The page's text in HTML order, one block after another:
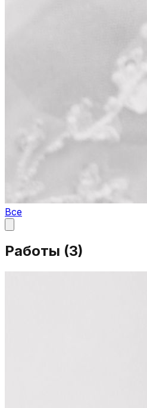
Все
Работы (3)